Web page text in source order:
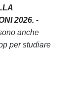
2026. -
anche
per studiare